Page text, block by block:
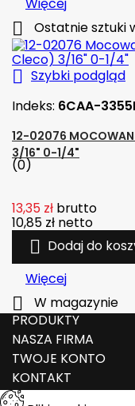
 Ostatnie sztuki
 Szybki podgląd
Indeks: 6CAA-
12-02076
3/16" 0-1/4"
(0)
13,35 zł brutto
10,85 zł netto
 Dodaj do
Więcej

W magazynie
PRODUKTY
NASZA FIRMA
TWOJE KONTO
KONTAKT